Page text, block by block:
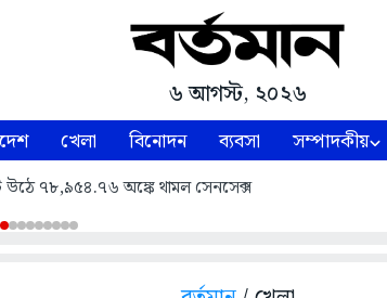
৬ আগস্ট, ২০২৬
খেলা বিনোদন ব্যবসা সম্পাদকীয়
৭৮,৯৫৪.৭৬ অঙ্কে থামল সেনসেক্স